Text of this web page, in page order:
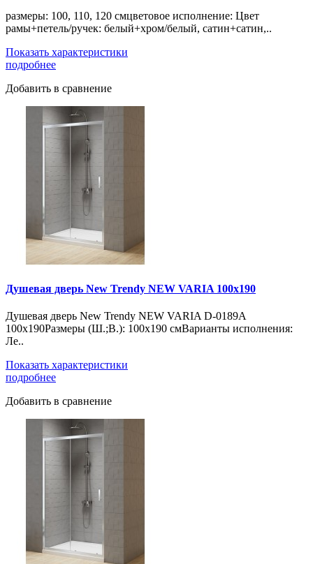
размеры: 100, 110, 120 смцветовое исполнение: Цвет
рамы+петель/ручек: белый+хром/белый, сатин+сатин,..
Показать характеристики
подробнее
Добавить в сравнение
Душевая дверь New Trendy NEW VARIA 100x190
Душевая дверь New Trendy NEW VARIA D-0189A
100x190Размеры (Ш.;В.): 100х190 смВарианты исполнения:
Ле..
Показать характеристики
подробнее
Добавить в сравнение